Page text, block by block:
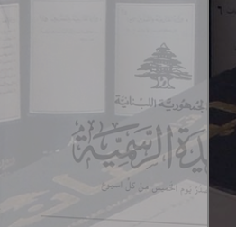
2017
2016
2015
2014